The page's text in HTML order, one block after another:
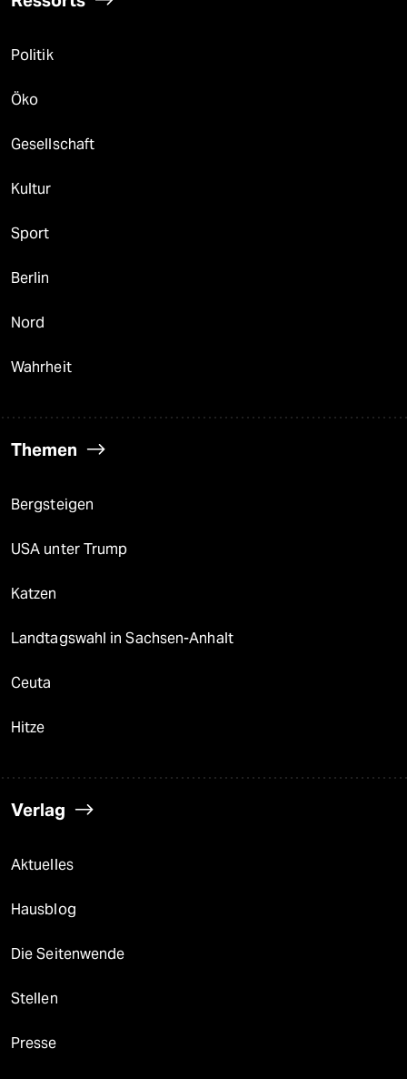
Politik
Öko
Gesellschaft
Kultur
Sport
Berlin
Nord
Wahrheit
Themen
Bergsteigen
USA unter Trump
Katzen
Landtagswahl in Sachsen-Anhalt
Ceuta
Hitze
Verlag
Aktuelles
Hausblog
Die Seitenwende
Stellen
Presse